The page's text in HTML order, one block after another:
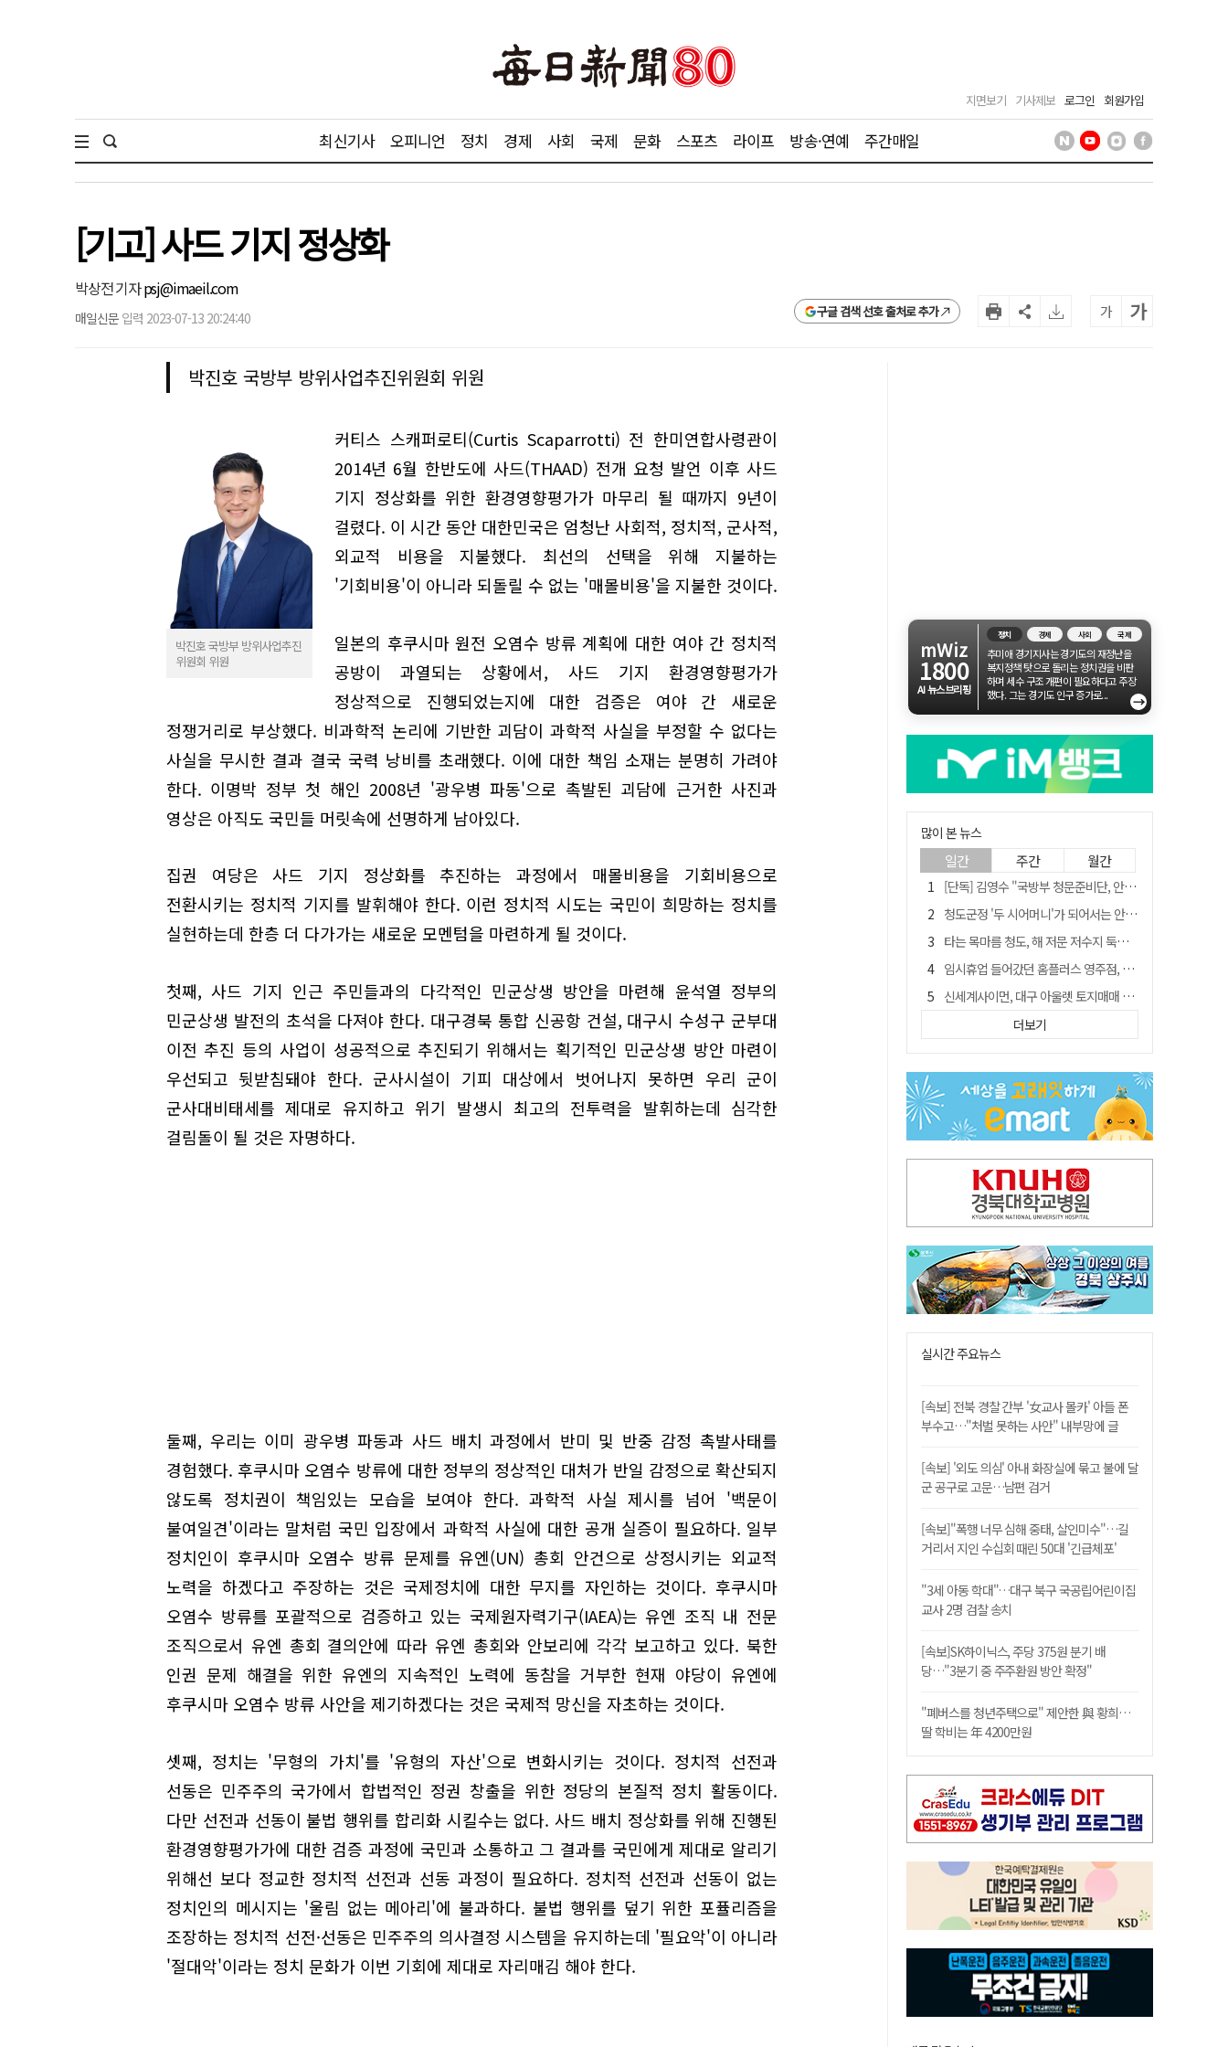
지면보기 기사제보 로그인 회원가입
최신기사 오피니언 정치 경제 사회 국제 문화 스포츠 라이프 방송·연예 주간매일
[기고] 사드 기지 정상화
박상전 기자psj@imaeil.com
매일신문 입력 2023-07-13 20:24:40 구글 검색 선호 출처로 추가 가 가
박진호 국방부 방위사업추진위원회 위원
박진호 국방부 방위사업추진
위원회 위원
커티스 스캐퍼로티(Curtis Scaparrotti) 전 한미연합사령관이
2014년 6월 한반도에 사드(THAAD) 전개 요청 발언 이후 사드
기지 정상화를 위한 환경영향평가가 마무리 될 때까지 9년이
걸렸다. 이 시간 동안 대한민국은 엄청난 사회적, 정치적, 군사적,
외교적 비용을 지불했다. 최선의 선택을 위해 지불하는
'기회비용'이 아니라 되돌릴 수 없는 '매몰비용'을 지불한 것이다.
일본의 후쿠시마 원전 오염수 방류 계획에 대한 여야 간 정치적
공방이 과열되는 상황에서, 사드 기지 환경영향평가가
정상적으로 진행되었는지에 대한 검증은 여야 간 새로운
정쟁거리로 부상했다. 비과학적 논리에 기반한 괴담이 과학적 사실을 부정할 수 없다는
사실을 무시한 결과 결국 국력 낭비를 초래했다. 이에 대한 책임 소재는 분명히 가려야
한다. 이명박 정부 첫 해인 2008년 '광우병 파동'으로 촉발된 괴담에 근거한 사진과
영상은 아직도 국민들 머릿속에 선명하게 남아있다.
집권 여당은 사드 기지 정상화를 추진하는 과정에서 매몰비용을 기회비용으로
전환시키는 정치적 기지를 발휘해야 한다. 이런 정치적 시도는 국민이 희망하는 정치를
실현하는데 한층 더 다가가는 새로운 모멘텀을 마련하게 될 것이다.
첫째, 사드 기지 인근 주민들과의 다각적인 민군상생 방안을 마련해 윤석열 정부의
민군상생 발전의 초석을 다져야 한다. 대구경북 통합 신공항 건설, 대구시 수성구 군부대
이전 추진 등의 사업이 성공적으로 추진되기 위해서는 획기적인 민군상생 방안 마련이
우선되고 뒷받침돼야 한다. 군사시설이 기피 대상에서 벗어나지 못하면 우리 군이
군사대비태세를 제대로 유지하고 위기 발생시 최고의 전투력을 발휘하는데 심각한
걸림돌이 될 것은 자명하다.
둘째, 우리는 이미 광우병 파동과 사드 배치 과정에서 반미 및 반중 감정 촉발사태를
경험했다. 후쿠시마 오염수 방류에 대한 정부의 정상적인 대처가 반일 감정으로 확산되지
않도록 정치권이 책임있는 모습을 보여야 한다. 과학적 사실 제시를 넘어 '백문이
불여일견'이라는 말처럼 국민 입장에서 과학적 사실에 대한 공개 실증이 필요하다. 일부
정치인이 후쿠시마 오염수 방류 문제를 유엔(UN) 총회 안건으로 상정시키는 외교적
노력을 하겠다고 주장하는 것은 국제정치에 대한 무지를 자인하는 것이다. 후쿠시마
오염수 방류를 포괄적으로 검증하고 있는 국제원자력기구(IAEA)는 유엔 조직 내 전문
조직으로서 유엔 총회 결의안에 따라 유엔 총회와 안보리에 각각 보고하고 있다. 북한
인권 문제 해결을 위한 유엔의 지속적인 노력에 동참을 거부한 현재 야당이 유엔에
후쿠시마 오염수 방류 사안을 제기하겠다는 것은 국제적 망신을 자초하는 것이다.
셋째, 정치는 '무형의 가치'를 '유형의 자산'으로 변화시키는 것이다. 정치적 선전과
선동은 민주주의 국가에서 합법적인 정권 창출을 위한 정당의 본질적 정치 활동이다.
다만 선전과 선동이 불법 행위를 합리화 시킬수는 없다. 사드 배치 정상화를 위해 진행된
환경영향평가가에 대한 검증 과정에 국민과 소통하고 그 결과를 국민에게 제대로 알리기
위해선 보다 정교한 정치적 선전과 선동 과정이 필요하다. 정치적 선전과 선동이 없는
정치인의 메시지는 '울림 없는 메아리'에 불과하다. 불법 행위를 덮기 위한 포퓰리즘을
조장하는 정치적 선전·선동은 민주주의 의사결정 시스템을 유지하는데 '필요악'이 아니라
'절대악'이라는 정치 문화가 이번 기회에 제대로 자리매김 해야 한다.
mWiz
1800
AI 뉴스브리핑
정치 경제 사회 국제
추미애 경기지사는 경기도의 재정난을
복지정책 탓으로 돌리는 정치권을 비판
하며 세수 구조 개편이 필요하다고 주장
했다. 그는 경기도 인구 증가로...
→
많이 본 뉴스
일간 주간 월간
[단독] 김영수 "국방부 청문준비단, 안규백 탈영 알고있었다"
청도군정 '두 시어머니'가 되어서는 안된다
타는 목마름 청도, 해 저문 저수지 둑에 군수가 서 있었다
임시휴업 들어갔던 홈플러스 영주점, 7일 영업 재개…지하 1층만 운영
신세계사이먼, 대구 아울렛 토지매매 계약 체결… 사업 본궤도
SK하이닉스, 주당 375원 분기 배당 공시…"3분기 중 주주환원 방안 확정"
이의준 전 경북도 새마을봉사과장, 제28대 울릉군 부군수 취임
外人 한 달 새 8000억 담았는데…LG이노텍 목표주가는 왜 엇갈릴까
정청래, 靑 겨냥... "신천지·레버리지·호남 반도체 겁박 사과하라"
더보기
실시간 주요뉴스
[속보] 전북 경찰 간부 '女교사 몰카' 아들 폰
부수고…"처벌 못하는 사안" 내부망에 글
[속보] '외도 의심' 아내 화장실에 묶고 불에 달
군 공구로 고문…남편 검거
[속보]"폭행 너무 심해 중태, 살인미수"…길
거리서 지인 수십회 때린 50대 '긴급체포'
"3세 아동 학대"…대구 북구 국공립어린이집
교사 2명 검찰 송치
[속보]SK하이닉스, 주당 375원 분기 배
당…"3분기 중 주주환원 방안 확정"
"폐버스를 청년주택으로" 제안한 與 황희…
딸 학비는 年 4200만원